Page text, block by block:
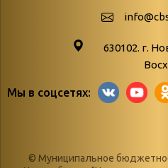
paskhalnaya-palitra
Библионочь – как ярмарка
Конференции,
630102. г.
Мы в соцсетях:
© Муниципальное